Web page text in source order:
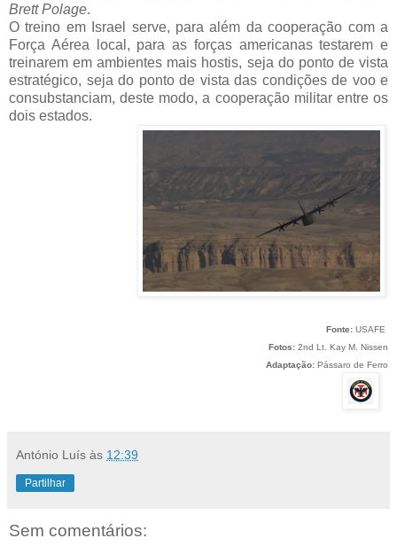
Brett Polage.
O treino em Israel serve, para além da cooperação com a
Força Aérea local, para as forças americanas testarem e
treinarem em ambientes mais hostis, seja do ponto de vista
estratégico, seja do ponto de vista das condições de voo e
consubstanciam, deste modo, a cooperação militar entre os
dois estados.
Fonte: USAFE
Fotos: 2nd Lt. Kay M. Nissen
Adaptação: Pássaro de Ferro
António Luís às 12:39
Partilhar
Sem comentários: